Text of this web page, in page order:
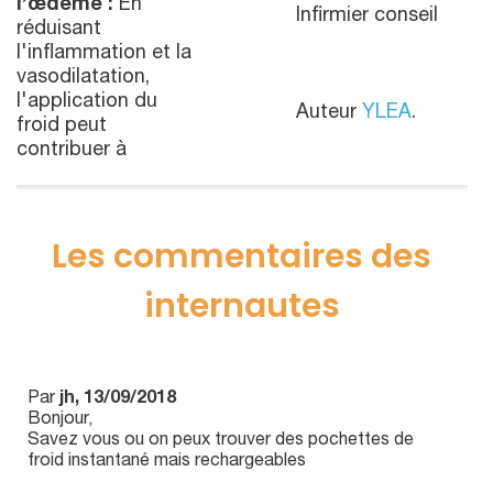
l’œdème : En
réduisant
l'inflammation et la
vasodilatation,
l'application du
froid peut
contribuer à
Infirmier conseil
Auteur YLEA.
Les commentaires des
internautes
Parjh, 13/09/2018
Bonjour,
Savez vous ou on peux trouver des pochettes de
froid instantané mais rechargeables